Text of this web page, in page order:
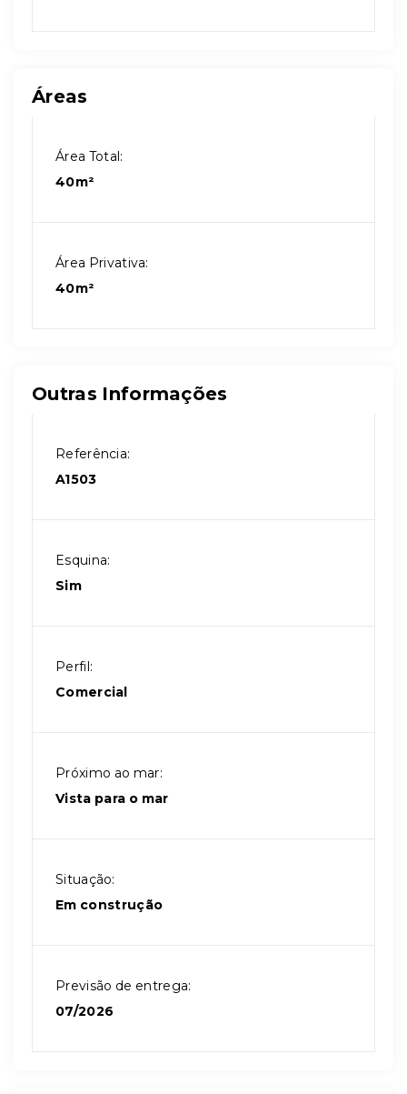
Áreas
Área Total:
40m²
Área Privativa:
40m²
Outras Informações
Referência:
A1503
Esquina:
Sim
Perfil:
Comercial
Próximo ao mar:
Vista para o mar
Situação:
Em construção
Previsão de entrega:
07/2026